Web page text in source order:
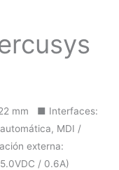
mm ■ Interfaces:
MDI /
externa:
/ 0.6A)